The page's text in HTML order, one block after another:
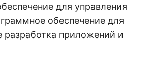
для управления
обеспечение для
разработка приложений и